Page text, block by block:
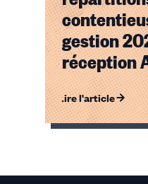
gestion
réception
Lire l'article
Éléments